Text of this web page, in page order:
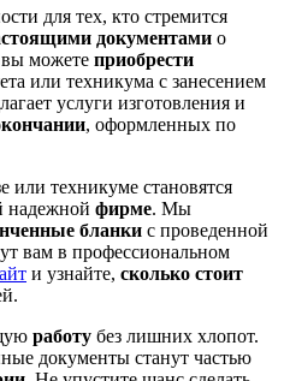
для тех, кто стремится
документами о
можете приобрести
или техникума с занесением
услуги изготовления и
, оформленных по
или техникуме становятся
надежной фирме. Мы
бланки с проведенной
вам в профессиональном
и узнайте, сколько стоит
работу без лишних хлопот.
документы станут частью